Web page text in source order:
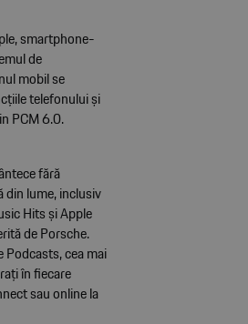
smartphone-
de
mobil se
telefonului și
PCM 6.0.
fără
din lume, inclusiv
Hits și Apple
de Porsche.
Podcasts, cea mai
în fiecare
sau online la